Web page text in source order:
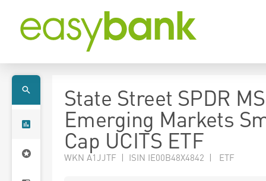
State Street SPDR
Emerging Markets
Cap UCITS ETF
WKN A1JJTF | ISIN IE00B48X4842 | ETF